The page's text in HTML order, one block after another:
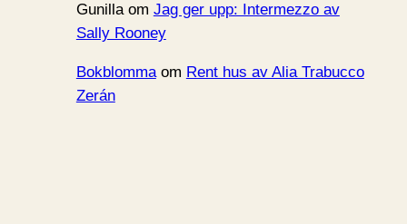
Gunillaom Jag ger upp: Intermezzo av
Sally Rooney
Bokblommaom Rent hus av Alia Trabucco
Zerán